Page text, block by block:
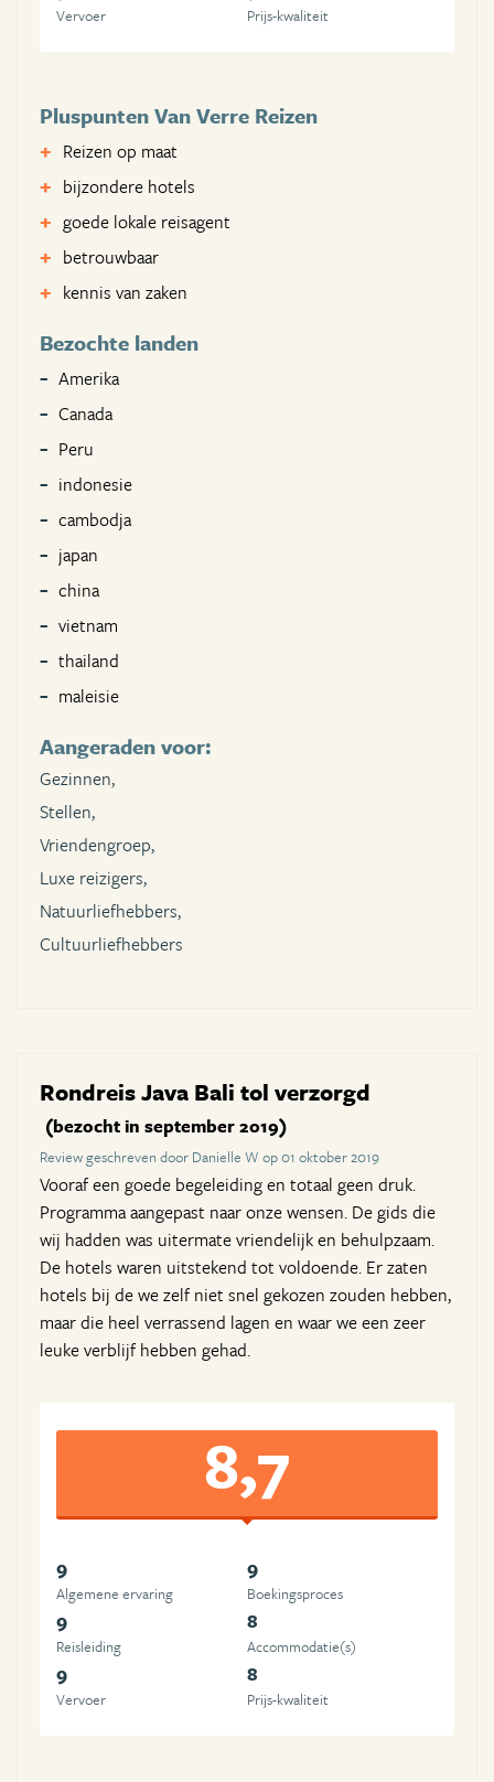
Vervoer Prijs-kwaliteit
Pluspunten Van Verre Reizen
Reizen op maat
bijzondere hotels
goede lokale reisagent
betrouwbaar
kennis van zaken
Bezochte landen
Amerika
Canada
Peru
indonesie
cambodja
japan
china
vietnam
thailand
maleisie
Aangeraden voor:
Gezinnen,
Stellen,
Vriendengroep,
Luxe reizigers,
Natuurliefhebbers,
Cultuurliefhebbers
Rondreis Java Bali tol verzorgd
(bezocht in september 2019)
Review geschreven door Danielle W op 01 oktober 2019
Vooraf een goede begeleiding en totaal geen druk.
Programma aangepast naar onze wensen. De gids die
wij hadden was uitermate vriendelijk en behulpzaam.
De hotels waren uitstekend tot voldoende. Er zaten
hotels bij de we zelf niet snel gekozen zouden hebben,
maar die heel verrassend lagen en waar we een zeer
leuke verblijf hebben gehad.
8,7
9
Algemene ervaring
9
Boekingsproces
9
Reisleiding
8
Accommodatie(s)
9
Vervoer
8
Prijs-kwaliteit